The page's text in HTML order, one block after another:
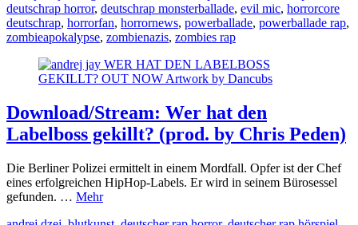
deutschrap horror, deutschrap monsterballade, evil mic, horrorcore
deutschrap, horrorfan, horrornews, powerballade, powerballade rap,
zombieapokalypse, zombienazis, zombies rap
Download/Stream: Wer hat den
Labelboss gekillt? (prod. by Chris Peden)
Die Berliner Polizei ermittelt in einem Mordfall. Opfer ist der Chef
eines erfolgreichen HipHop-Labels. Er wird in seinem Bürosessel
gefunden. … Mehr